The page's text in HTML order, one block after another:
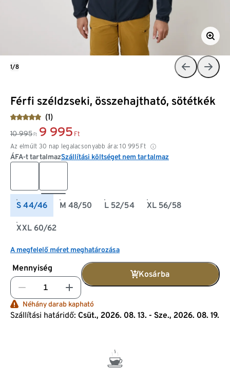
Férfi széldzseki, összehajtható, sötétkék
(1)
10 995 Ft 9 995 Ft
Az elmúlt 30 nap legalacsonyabb ára: 10 995 Ft
ÁFA-t tartalmazSzállítási költséget nem tartalmaz
S 44/46 M 48/50 L 52/54 XL 56/58
XXL 60/62
A megfelelő méret meghatározása
Mennyiség
Kosárba
Néhány darab kapható
Szállítási határidő: Csüt., 2026. 08. 13. - Sze., 2026. 08. 19.
1/8